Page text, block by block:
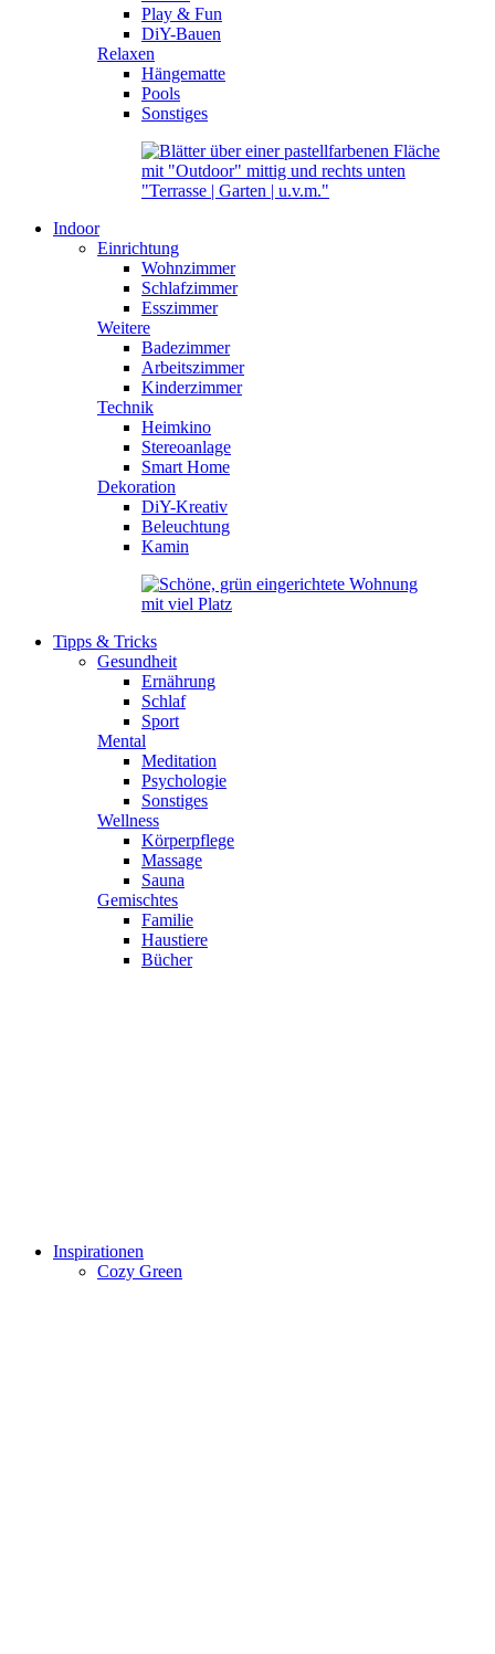
Play & Fun
DiY-Bauen
Relaxen
Hängematte
Pools
Sonstiges
Indoor
Einrichtung
Wohnzimmer
Schlafzimmer
Esszimmer
Weitere
Badezimmer
Arbeitszimmer
Kinderzimmer
Technik
Heimkino
Stereoanlage
Smart Home
Dekoration
DiY-Kreativ
Beleuchtung
Kamin
Tipps & Tricks
Gesundheit
Ernährung
Schlaf
Sport
Mental
Meditation
Psychologie
Sonstiges
Wellness
Körperpflege
Massage
Sauna
Gemischtes
Familie
Haustiere
Bücher
Inspirationen
Cozy Green